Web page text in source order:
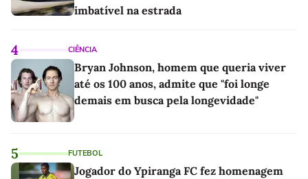
imbatível na estrada
4 CIÊNCIA
Bryan Johnson, homem que queria viver
até os 100 anos, admite que "foi longe
demais em busca pela longevidade"
5 FUTEBOL
Jogador do Ypiranga FC fez homenagem